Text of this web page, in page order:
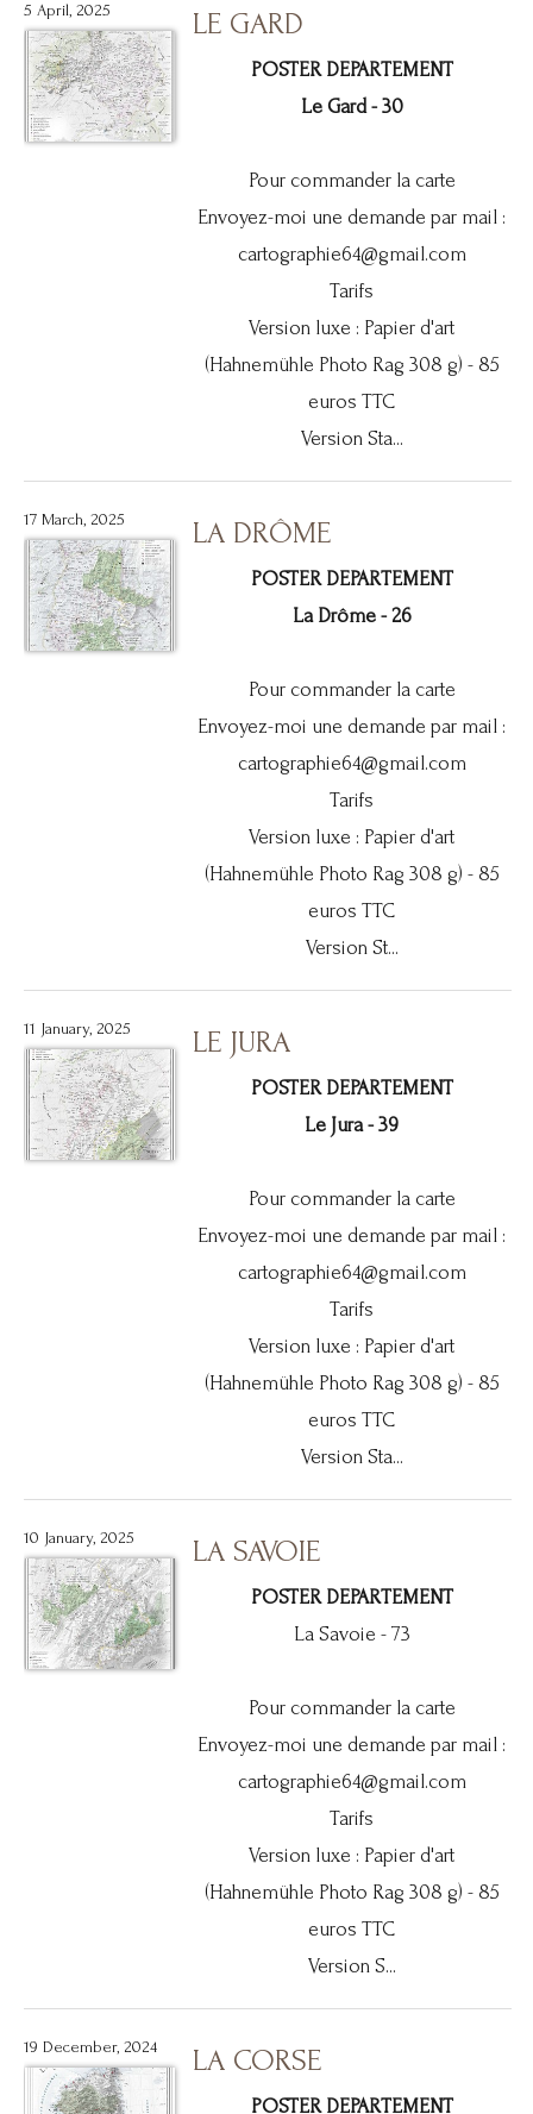
5 April, 2025 LE GARD
POSTER DEPARTEMENT
Le Gard - 30
Pour commander la carte
Envoyez-moi une demande par mail :
cartographie64@gmail.com
Tarifs
Version luxe : Papier d'art
(Hahnemühle Photo Rag 308 g) - 85
euros TTC
Version Sta...
17 March, 2025 LA DRÔME
POSTER DEPARTEMENT
La Drôme - 26
Pour commander la carte
Envoyez-moi une demande par mail :
cartographie64@gmail.com
Tarifs
Version luxe : Papier d'art
(Hahnemühle Photo Rag 308 g) - 85
euros TTC
Version St...
11 January, 2025 LE JURA
POSTER DEPARTEMENT
Le Jura - 39
Pour commander la carte
Envoyez-moi une demande par mail :
cartographie64@gmail.com
Tarifs
Version luxe : Papier d'art
(Hahnemühle Photo Rag 308 g) - 85
euros TTC
Version Sta...
10 January, 2025 LA SAVOIE
POSTER DEPARTEMENT
La Savoie - 73
Pour commander la carte
Envoyez-moi une demande par mail :
cartographie64@gmail.com
Tarifs
Version luxe : Papier d'art
(Hahnemühle Photo Rag 308 g) - 85
euros TTC
Version S...
19 December, 2024 LA CORSE
POSTER DEPARTEMENT